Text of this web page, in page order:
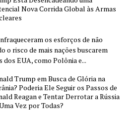
Nova Corrida Global às Armas
os esforços de não
o risco de mais nações buscarem
EUA, como Polônia e...
Trump em Busca de Glória na
Poderia Ele Seguir os Passos de
Reagan e Tentar Derrotar a Rússia
Vez por Todas?